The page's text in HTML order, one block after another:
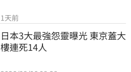
1天前
日本3大最強怨靈曝光 東京蓋大
樓連死14人